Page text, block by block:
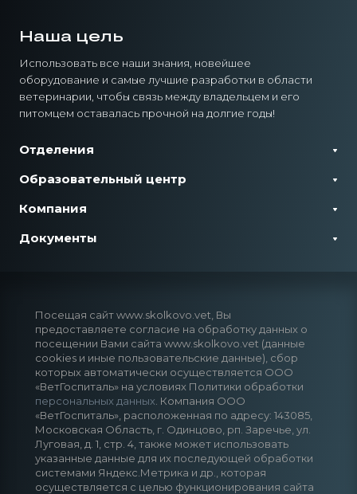
Наша цель
Использовать все наши знания, новейшее
оборудование и самые лучшие разработки в области
ветеринарии, чтобы связь между владельцем и его
питомцем оставалась прочной на долгие годы!
Отделения
Образовательный центр
Компания
Документы
Посещая сайт www.skolkovo.vet, Вы
предоставляете согласие на обработку данных о
посещении Вами сайта www.skolkovo.vet (данные
cookies и иные пользовательские данные), сбор
которых автоматически осуществляется ООО
«ВетГоспиталь» на условиях Политики обработки
персональных данных . Компания ООО
«ВетГоспиталь», расположенная по адресу: 143085,
Московская Область, г. Одинцово, рп. Заречье, ул.
Луговая, д. 1, стр. 4, также может использовать
указанные данные для их последующей обработки
системами Яндекс.Метрика и др., которая
осуществляется с целью функционирования сайта